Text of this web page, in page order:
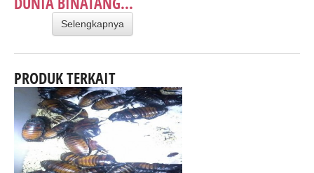
Selengkapnya
PRODUK TERKAIT